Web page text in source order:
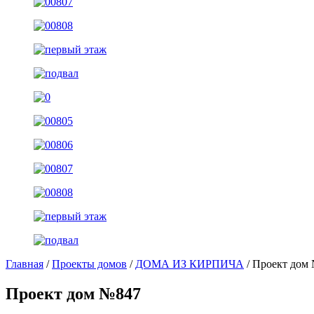
Главная /Проекты домов / ДОМА ИЗ КИРПИЧА / Проект дом
Проект дом №847